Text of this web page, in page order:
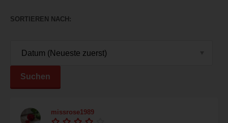
SORTIEREN NACH
Suchen
missrose1989